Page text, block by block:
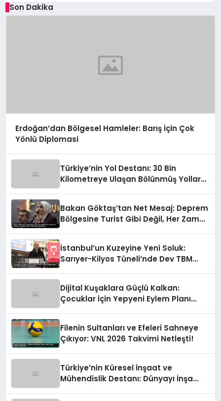
Son Dakika
Erdoğan’dan Bölgesel Hamleler: Barış İçin Çok
Yönlü Diplomasi
Türkiye’nin Yol Destanı: 30 Bin
Kilometreye Ulaşan Bölünmüş Yollar
Bakan Göktaş’tan Net Mesaj: Deprem
Bölgesine Turist Gibi Değil, Her Zaman
İstanbul’un Kuzeyine Yeni Soluk:
Sarıyer-Kilyos Tüneli’nde Dev TBM
Dijital Kuşaklara Güçlü Kalkan:
Çocuklar İçin Yepyeni Eylem Planı
Filenin Sultanları ve Efeleri Sahneye
Çıkıyor: VNL 2026 Takvimi Netleşti!
Türkiye’nin Küresel İnşaat ve
Mühendislik Destanı: Dünyayı İnşa